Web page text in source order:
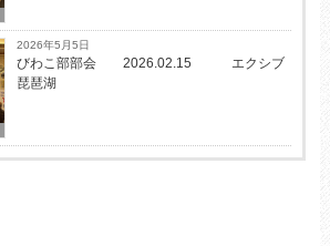
2026年5月5日
びわこ部部会 2026.02.15 エクシブ
琵琶湖